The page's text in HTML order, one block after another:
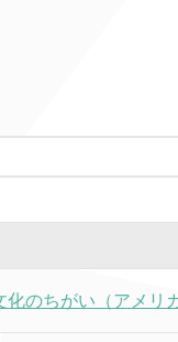
のちがい（アメリ